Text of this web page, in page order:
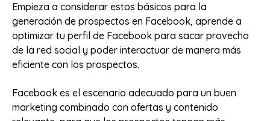
Empieza a considerar estos básicos para la
generación de prospectos en Facebook, aprende a
optimizar tu perfil de Facebook para sacar provecho
de la red social y poder interactuar de manera más
eficiente con los prospectos.
Facebook es el escenario adecuado para un buen
marketing combinado con ofertas y contenido